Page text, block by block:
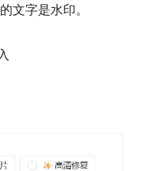
文字是水印。